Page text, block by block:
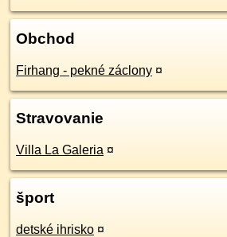
Obchod
Firhang - pekné záclony ¤
Stravovanie
Villa La Galeria ¤
šport
detské ihrisko ¤